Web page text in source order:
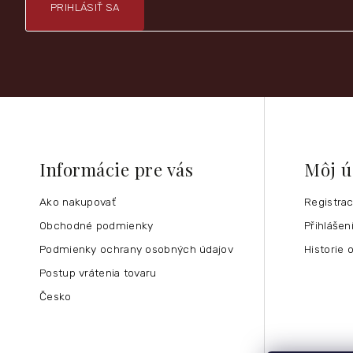
PRIHLÁSIŤ SA
Informácie pre vás
Ako nakupovať
Obchodné podmienky
Podmienky ochrany osobných údajov
Postup vrátenia tovaru
Česko
Môj
Přihlášení
Historie